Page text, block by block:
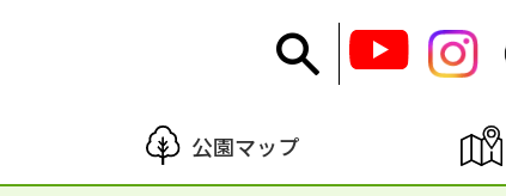
公園マップ